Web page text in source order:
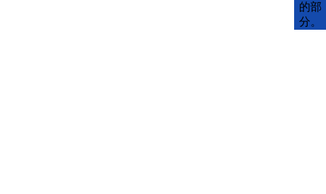
的部
分。